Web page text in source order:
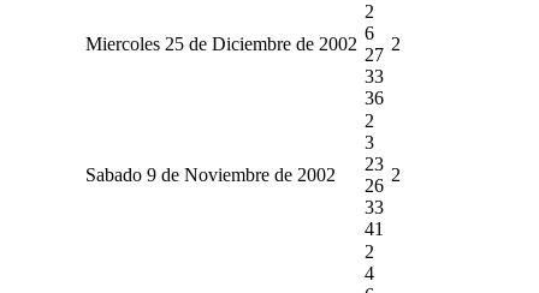
Miercoles 25 de Diciembre de 2002
2
6
27
33
36
2
Sabado 9 de Noviembre de 2002
2
3
23
26
33
41
2
2
4